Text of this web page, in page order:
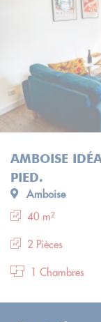
AMBOISE
PIED.
Amboise
40 m²
2 Pièces
1 Chambres